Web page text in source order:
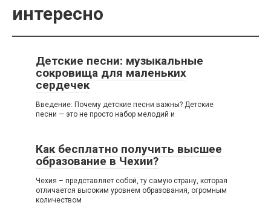
интересно
Детские песни: музыкальные
сокровища для маленьких
сердечек
Введение: Почему детские песни важны? Детские
песни — это не просто набор мелодий и
Как бесплатно получить высшее
образование в Чехии?
Чехия – представляет собой, ту самую страну, которая
отличается высоким уровнем образования, огромным
количеством